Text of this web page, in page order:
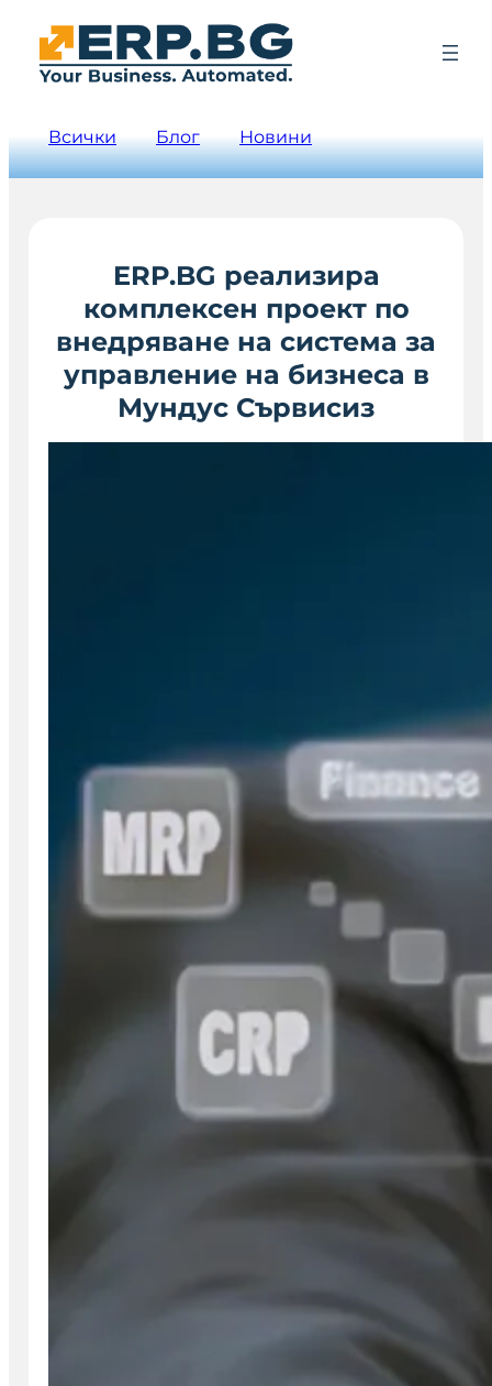
Всички Блог Новини
ERP.BG реализира
комплексен проект по
внедряване на система за
управление на бизнеса в
Мундус Сървисиз